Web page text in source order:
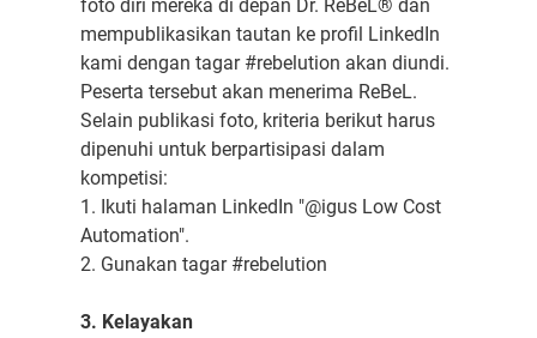
foto diri mereka di depan Dr. ReBeL® dan
mempublikasikan tautan ke profil LinkedIn
kami dengan tagar #rebelution akan diundi.
Peserta tersebut akan menerima ReBeL.
Selain publikasi foto, kriteria berikut harus
dipenuhi untuk berpartisipasi dalam
kompetisi:
1. Ikuti halaman LinkedIn "@igus Low Cost
Automation".
2. Gunakan tagar #rebelution
3. Kelayakan